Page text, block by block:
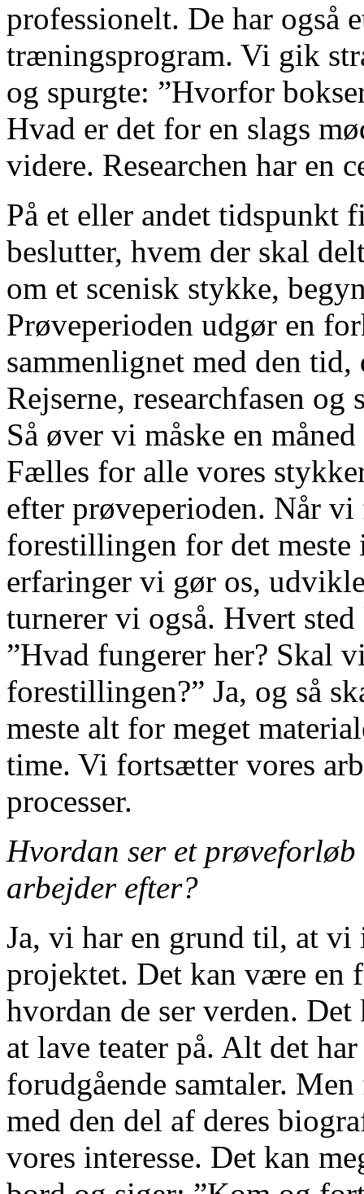
professionelt. De har også
træningsprogram. Vi gik
og spurgte: ”Hvorfor
Hvad er det for en slags
videre. Researchen har en
På et eller andet tidspunkt
beslutter, hvem der skal
om et scenisk stykke,
Prøveperioden udgør en
sammenlignet med den
Rejserne, researchfasen
Så øver vi måske en
Fælles for alle vores
efter prøveperioden. Når
forestillingen for det
erfaringer vi gør os,
turnerer vi også. Hvert
”Hvad fungerer her? Skal
forestillingen?” Ja, og så
meste alt for meget
time. Vi fortsætter vores
processer.
Hvordan ser et
arbejder efter?
Ja, vi har en grund til, at
projektet. Det kan være en
hvordan de ser verden.
at lave teater på. Alt det
forudgående samtaler.
med den del af deres
vores interesse. Det kan